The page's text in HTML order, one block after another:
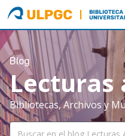
ULPGC
ULPGC
Blog
Lecturas
Bibliotecas, Archivos y